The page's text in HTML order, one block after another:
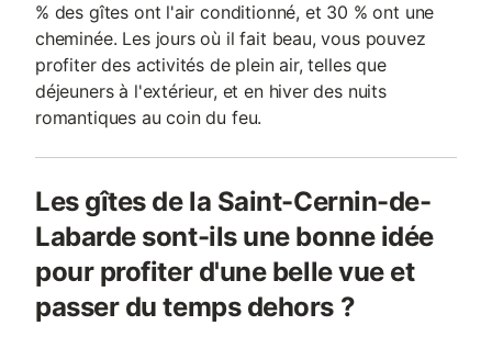
% des gîtes ont l'air conditionné, et 30 % ont une
cheminée. Les jours où il fait beau, vous pouvez
profiter des activités de plein air, telles que
déjeuners à l'extérieur, et en hiver des nuits
romantiques au coin du feu.
Les gîtes de la Saint-Cernin-de-
Labarde sont-ils une bonne idée
pour profiter d'une belle vue et
passer du temps dehors ?